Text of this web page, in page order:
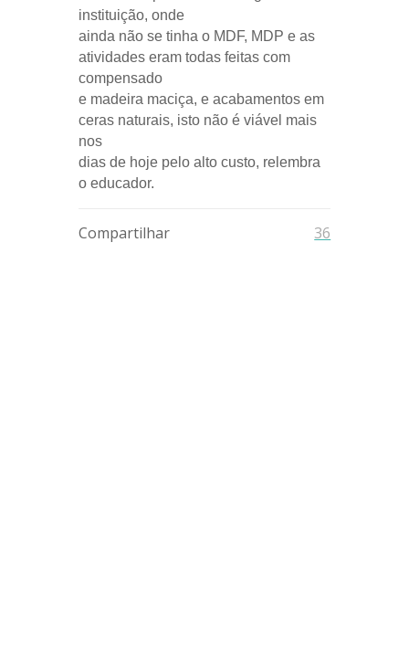
instituição, onde
ainda não se tinha o MDF, MDP e as
atividades eram todas feitas com
compensado
e madeira maciça, e acabamentos em
ceras naturais, isto não é viável mais
nos
dias de hoje pelo alto custo, relembra
o educador.
Compartilhar 36